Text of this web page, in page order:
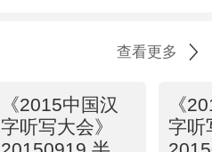
查看更多
《2015中国汉
字听写大会》
《
字听